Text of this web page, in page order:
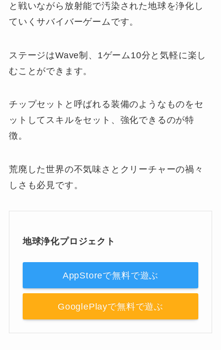
と戦いながら放射能で汚染された地球を浄化し
ていくサバイバーゲームです。
ステージはWave制、1ゲーム10分と気軽に楽し
むことができます。
チップセットと呼ばれる装備のようなものをセ
ットしてスキルをセット、強化できるのが特
徴。
荒廃した世界の不気味さとクリーチャーの禍々
しさも必見です。
地球浄化プロジェクト
AppStoreで無料で遊ぶ
GooglePlayで無料で遊ぶ